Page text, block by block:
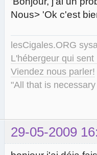
Nous> 'Ok c'est
lesCigales.ORG
L'hébergeur qui
Viendez nous parler!
"All that is
29-05-2009